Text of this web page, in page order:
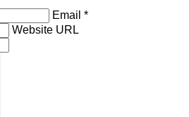
Email *
Website URL